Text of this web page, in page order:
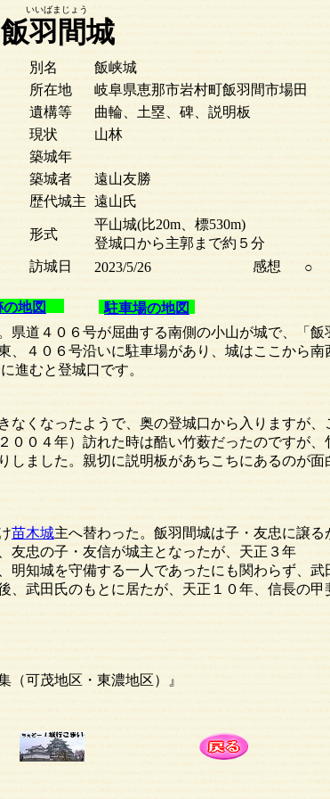
飯羽間城
別名
飯峡城
所在地
岐阜県恵那市岩村町飯羽間市場田
遺構等
曲輪、土塁、碑、説明板
現状
山林
築城年
築城者
遠山友勝
歴代城主 遠山氏
形式
平山城(比20m、標530m)
登城口から主郭まで約５分
訪城日
2023/5/26 感想 ○
県道４０６号が屈曲する南側の小山が城で、「飯
、４０６号沿いに駐車場があり、城はここから南
進むと登城口です。
なくなったようで、奥の登城口から入りますが、
００４年）訪れた時は酷い竹薮だったのですが、
しました。親切に説明板があちこちにあるのが面
苗木城主へ替わった。飯羽間城は子・友忠に譲る
友忠の子・友信が城主となったが、天正３年
明知城を守備する一人であったにも関わらず、武
、武田氏のもとに居たが、天正１０年、信長の甲
可茂地区・東濃地区）』
駐車場の地図
地図
いいばまじょう